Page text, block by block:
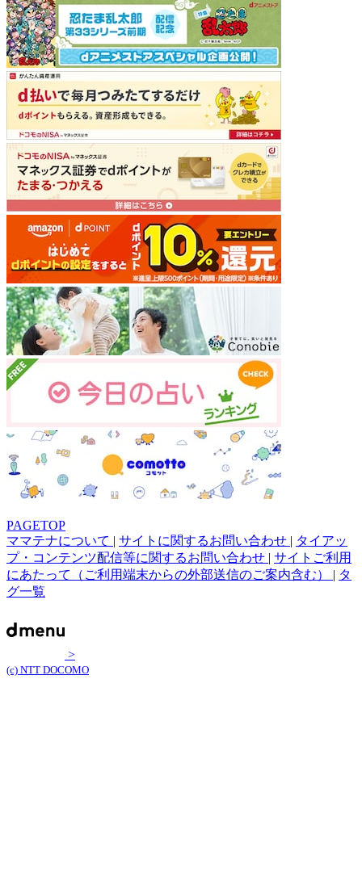
PAGETOP
ママテナについて | サイトに関するお問い合わせ | タイアッ
プ・コンテンツ配信等に関するお問い合わせ | サイトご利用
にあたって（ご利用端末からの外部送信のご案内含む） | タ
グ一覧
>
(c) NTT DOCOMO